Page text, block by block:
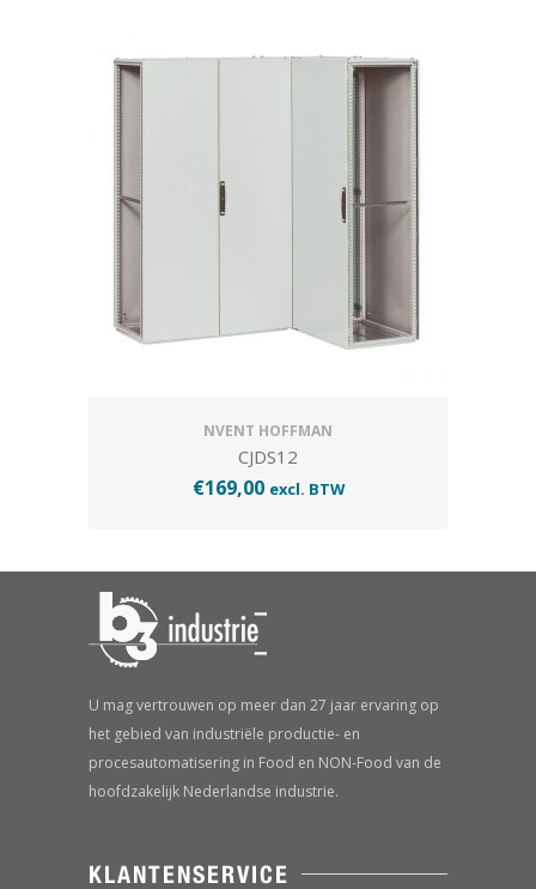
NVENT HOFFMAN
CJDS12
€169,00 excl. BTW
U mag vertrouwen op meer dan 27 jaar ervaring op
het gebied van industriële productie- en
procesautomatisering in Food en NON-Food van de
hoofdzakelijk Nederlandse industrie.
KLANTENSERVICE